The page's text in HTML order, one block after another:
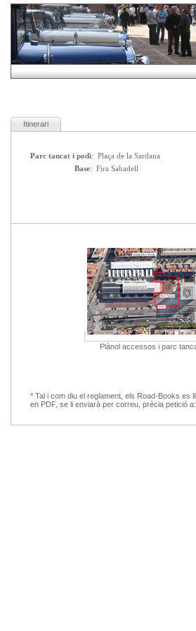
Itinerari
Parc tancat i podi: Plaça de la Sardana
Base: Fira Sabadell
Plànol accessos i parc
* Tal i com diu el reglament, els Road-Books es
en PDF, se li enviarà per correu, prècia petició a: